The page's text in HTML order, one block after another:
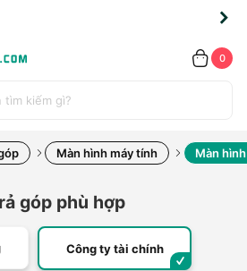
0
Màn hình máy tính Màn
góp phù hợp
Công ty tài chính